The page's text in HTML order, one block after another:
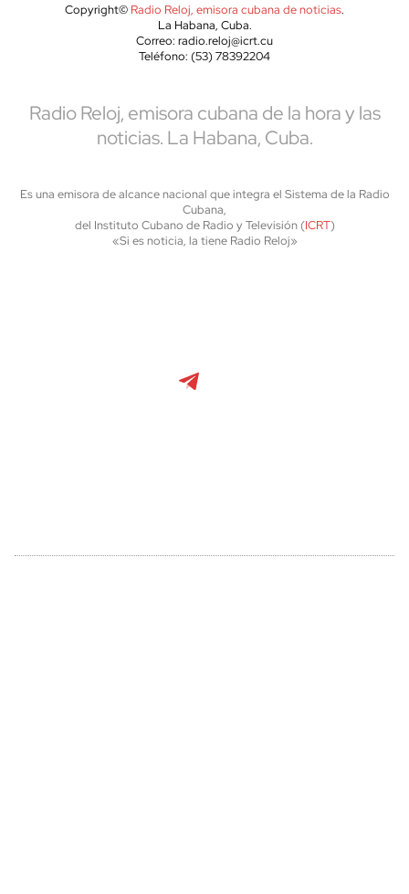
Copyright© Radio Reloj, emisora cubana de noticias.
La Habana, Cuba.
Correo: radio.reloj@icrt.cu
Teléfono: (53) 78392204
Radio Reloj, emisora cubana de la hora y las
noticias. La Habana, Cuba.
Es una emisora de alcance nacional que integra el Sistema de la Radio
Cubana,
del Instituto Cubano de Radio y Televisión (ICRT)
«Si es noticia, la tiene Radio Reloj»